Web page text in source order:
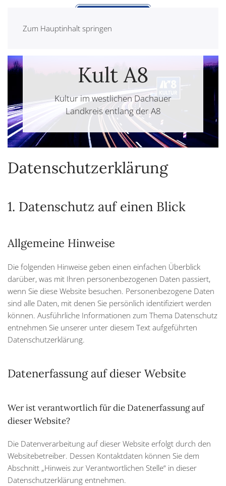
Zum Hauptinhalt springen
Kult A8
Kultur im westlichen Dachauer
Landkreis entlang der A8
Datenschutz­erklärung
1. Datenschutz auf einen Blick
Allgemeine Hinweise
Die folgenden Hinweise geben einen einfachen Überblick
darüber, was mit Ihren personenbezogenen Daten passiert,
wenn Sie diese Website besuchen. Personenbezogene Daten
sind alle Daten, mit denen Sie persönlich identifiziert werden
können. Ausführliche Informationen zum Thema Datenschutz
entnehmen Sie unserer unter diesem Text aufgeführten
Datenschutzerklärung.
Datenerfassung auf dieser Website
Wer ist verantwortlich für die Datenerfassung auf
dieser Website?
Die Datenverarbeitung auf dieser Website erfolgt durch den
Websitebetreiber. Dessen Kontaktdaten können Sie dem
Abschnitt „Hinweis zur Verantwortlichen Stelle“ in dieser
Datenschutzerklärung entnehmen.